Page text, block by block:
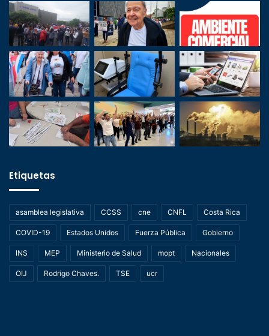
Etiquetas
asamblea legislativa CCSS cne CNFL Costa Rica
COVID-19 Estados Unidos Fuerza Pública Gobierno
INS MEP Ministerio de Salud mopt Nacionales
OIJ Rodrigo Chaves. TSE ucr